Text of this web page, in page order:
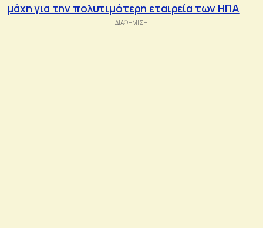
μάχη για την πολυτιμότερη εταιρεία των ΗΠΑ